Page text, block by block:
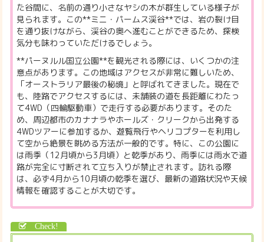
た谷間に、名前の通り小さなヤシの木が群生している様子が
見られます。この**ミニ・パームス渓谷**では、岩の裂け目
を通り抜けながら、渓谷の奥へ進むことができるため、探検
気分も味わっていただけるでしょう。
**パーヌルル国立公園**を観光される際には、いくつかの注
意点があります。この地域はアクセスが非常に難しいため、
「オーストラリア最後の秘境」と呼ばれてきました。現在で
も、陸路でアクセスするには、未舗装の道を長距離にわたっ
て4WD（四輪駆動車）で走行する必要があります。そのた
め、周辺都市のカナナラやホールズ・クリークから出発する
4WDツアーに参加するか、遊覧飛行やヘリコプターを利用し
て空から絶景を眺める方法が一般的です。特に、この公園に
は雨季（12月頃から3月頃）と乾季があり、雨季には雨水で道
路が完全に寸断されて立ち入りが禁止されます。訪れる際
は、必ず4月から10月頃の乾季を選び、最新の道路状況や天候
情報を確認することが大切です。